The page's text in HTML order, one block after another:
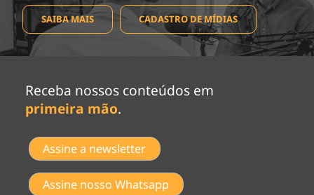
SAIBA MAIS CADASTRO DE MÍDIAS
Receba nossos conteúdos em
primeira mão.
Assine a newsletter
Assine nosso Whatsapp